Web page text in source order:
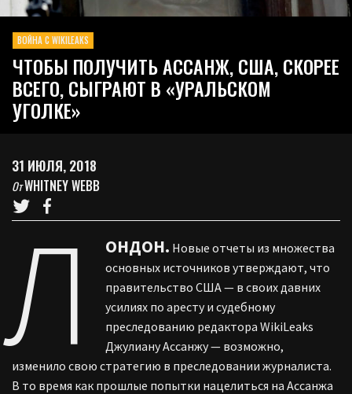
ВОЙНА С WIKILEAKS
ЧТОБЫ ПОЛУЧИТЬ АССАНЖ, США, СКОРЕЕ
ВСЕГО, СЫГРАЮТ В «УРАЛЬСКОМ
УГОЛКЕ»
31 ИЮЛЯ, 2018
ОтWHITNEY WEBB
Л ОНДОН. Новые отчеты из множества
основных источников утверждают, что
правительство США — в своих давних
усилиях по аресту и судебному
преследованию редактора WikiLeaks
Джулиану Ассанжу — возможно,
изменило свою стратегию в преследовании журналиста.
В то время как прошлые попытки нацелиться на Ассанжа